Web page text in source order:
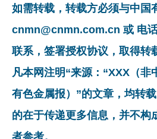
如需转载，转载方必须与中国
cnmn@cnmn.com.cn 或 电话
联系，签署授权协议，取得转
凡本网注明“来源：“XXX（非
有色金属报）”的文章，均转
的在于传递更多信息，并不构
者参考。